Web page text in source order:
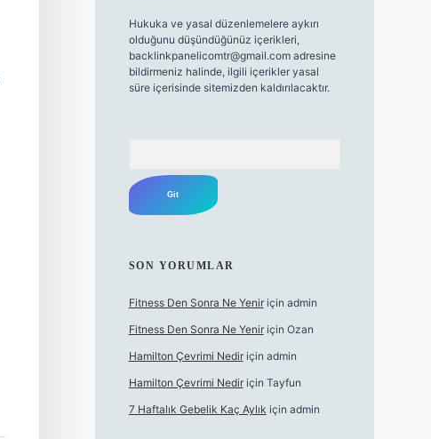
Hukuka ve yasal düzenlemelere aykırı
olduğunu düşündüğünüz içerikleri,
backlinkpanelicomtr@gmail.comadresine
bildirmeniz halinde, ilgili içerikler yasal
süre içerisinde sitemizden kaldırılacaktır.
SON YORUMLAR
Fitness Den Sonra Ne Yeniriçin admin
Fitness Den Sonra Ne Yeniriçin Ozan
Hamilton Çevrimi Nediriçin admin
Hamilton Çevrimi Nediriçin Tayfun
7 Haftalık Gebelik Kaç Aylık için admin